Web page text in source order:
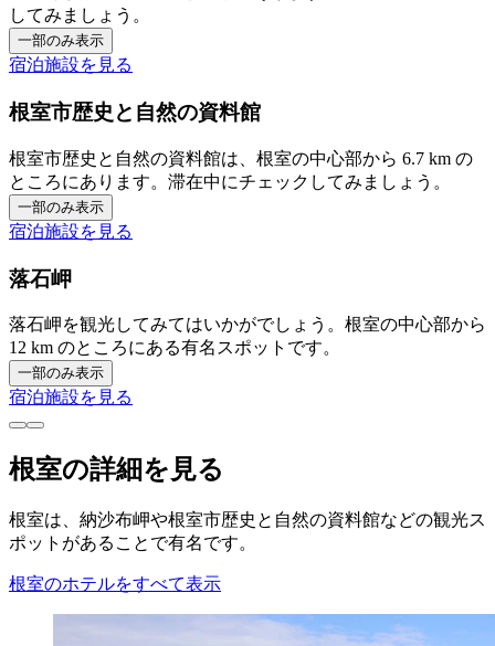
してみましょう。
一部のみ表示
宿泊施設を見る
根室市歴史と自然の資料館
根室市歴史と自然の資料館は、根室の中心部から 6.7 km の
ところにあります。滞在中にチェックしてみましょう。
一部のみ表示
宿泊施設を見る
落石岬
落石岬を観光してみてはいかがでしょう。根室の中心部から
12 km のところにある有名スポットです。
一部のみ表示
宿泊施設を見る
根室の詳細を見る
根室は、納沙布岬や根室市歴史と自然の資料館などの観光ス
ポットがあることで有名です。
根室のホテルをすべて表示